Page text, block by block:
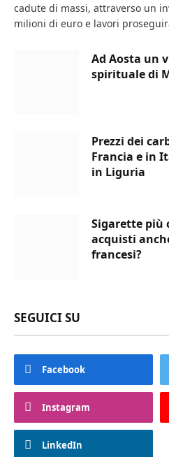
cadute di massi, attraverso un
milioni di euro e lavori
Ad Aosta un
spirituale di
Prezzi dei
Francia e in
in Liguria
Sigarette più
acquisti
francesi?
SEGUICI SU
Facebook
Instagram
LinkedIn